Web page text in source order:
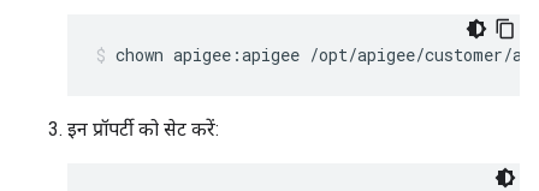
chown apigee:apigee /opt/apigee/customer/
इन प्रॉपर्टी को सेट करें: